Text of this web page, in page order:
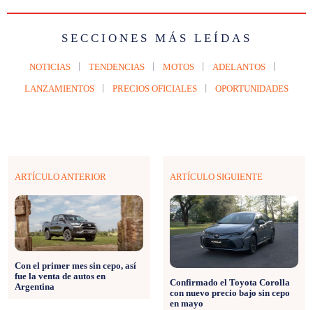
SECCIONES MÁS LEÍDAS
NOTICIAS TENDENCIAS MOTOS ADELANTOS
LANZAMIENTOS PRECIOS OFICIALES OPORTUNIDADES
ARTÍCULO ANTERIOR
Con el primer mes sin cepo, así
fue la venta de autos en
Argentina
ARTÍCULO SIGUIENTE
Confirmado el Toyota Corolla
con nuevo precio bajo sin cepo
en mayo